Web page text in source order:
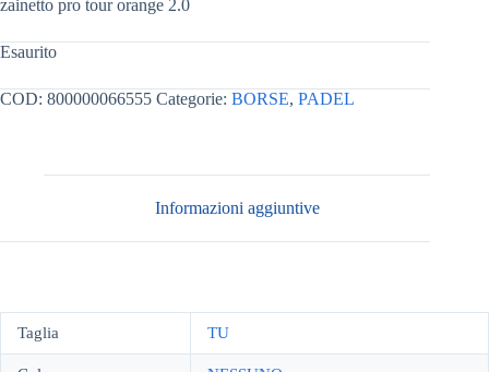
zainetto pro tour orange 2.0
Esaurito
COD: 800000066555 Categorie: BORSE, PADEL
Informazioni aggiuntive
Taglia TU